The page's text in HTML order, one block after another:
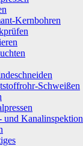
Kernbohren
Schweißen
und Kanalinspektion